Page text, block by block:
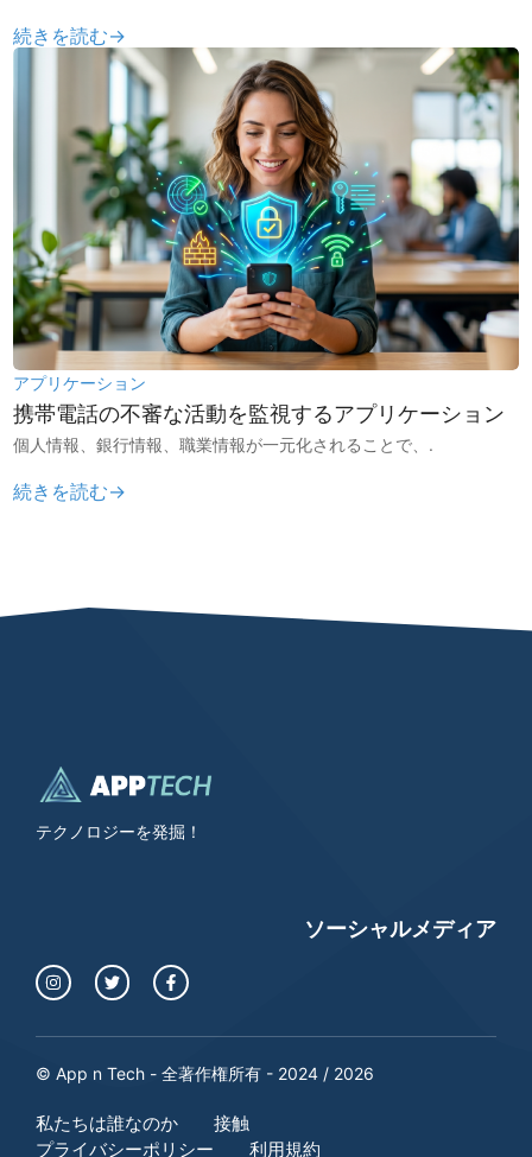
続きを読む→
アプリケーション
携帯電話の不審な活動を監視するアプリケーション
個人情報、銀行情報、職業情報が一元化されることで、.
続きを読む→
テクノロジーを発掘！
ソーシャルメディア
© App n Tech - 全著作権所有 - 2024 / 2026
私たちは誰なのか
接触
プライバシーポリシー
利用規約